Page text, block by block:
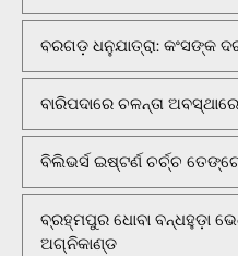
ବରଗଡ଼ ଧନୁଯାତ୍ରା: କଂସଙ୍କ
ବାରିପଦାରେ ଚଳନ୍ତା
ବିଲିଭର୍ସ ଇଷ୍ଟର୍ଣ ଚର୍ଚ୍ଚ
ବ୍ରହ୍ମପୁର ଧୋବା ବନ୍ଧହୁଡ଼ା
ଅଗ୍ନିକାଣ୍ଡ